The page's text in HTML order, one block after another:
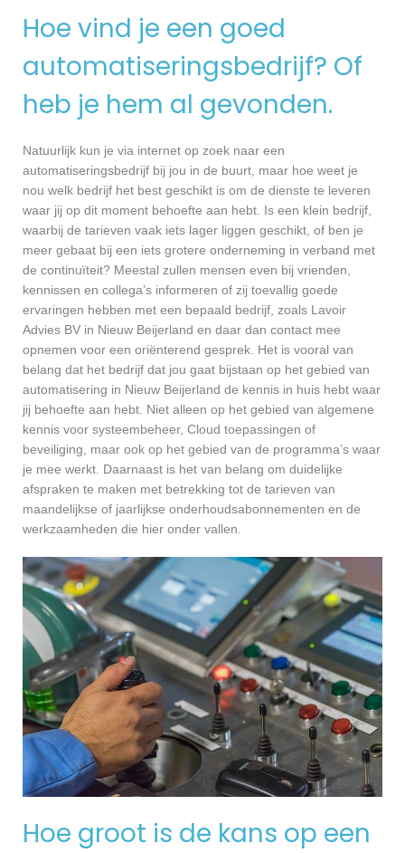
Hoe vind je een goed
automatiseringsbedrijf? Of
heb je hem al gevonden.
Natuurlijk kun je via internet op zoek naar een
automatiseringsbedrijf bij jou in de buurt, maar hoe weet je
nou welk bedrijf het best geschikt is om de dienste te leveren
waar jij op dit moment behoefte aan hebt. Is een klein bedrijf,
waarbij de tarieven vaak iets lager liggen geschikt, of ben je
meer gebaat bij een iets grotere onderneming in verband met
de continuïteit? Meestal zullen mensen even bij vrienden,
kennissen en collega’s informeren of zij toevallig goede
ervaringen hebben met een bepaald bedrijf, zoals Lavoir
Advies BV in Nieuw Beijerland en daar dan contact mee
opnemen voor een oriënterend gesprek. Het is vooral van
belang dat het bedrijf dat jou gaat bijstaan op het gebied van
automatisering in Nieuw Beijerland de kennis in huis hebt waar
jij behoefte aan hebt. Niet alleen op het gebied van algemene
kennis voor systeembeheer, Cloud toepassingen of
beveiliging, maar ook op het gebied van de programma’s waar
je mee werkt. Daarnaast is het van belang om duidelijke
afspraken te maken met betrekking tot de tarieven van
maandelijkse of jaarlijkse onderhoudsabonnementen en de
werkzaamheden die hier onder vallen.
Hoe groot is de kans op een